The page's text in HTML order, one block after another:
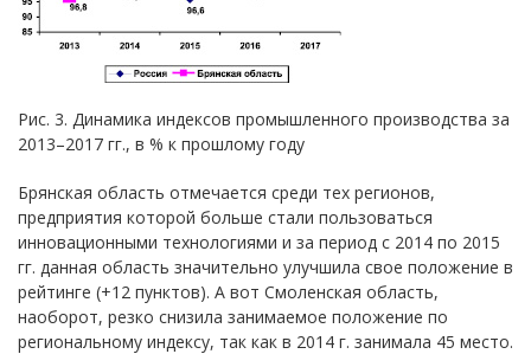
Рис. 3. Динамика индексов промышленного производства за
2013–2017 гг., в % к прошлому году
Брянская область отмечается среди тех регионов,
предприятия которой больше стали пользоваться
инновационными технологиями и за период с 2014 по 2015
гг. данная область значительно улучшила свое положение в
рейтинге (+12 пунктов). А вот Смоленская область,
наоборот, резко снизила занимаемое положение по
региональному индексу, так как в 2014 г. занимала 45 место.